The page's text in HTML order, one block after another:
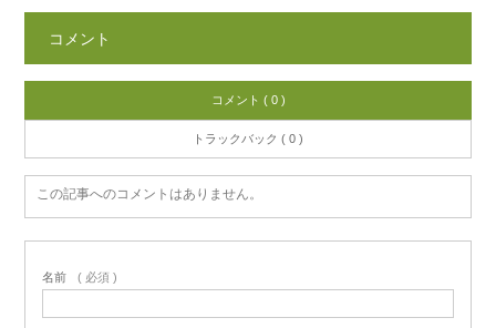
コメント
コメント ( 0 )
トラックバック ( 0 )
この記事へのコメントはありません。
名前 ( 必須 )